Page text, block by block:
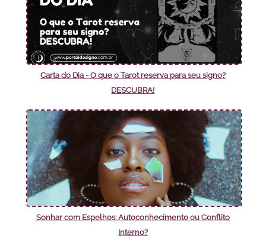
Carta do Dia - O que o Tarot reserva para seu signo?
DESCUBRA!
Sonhar com Espelhos: Autoconhecimento ou Conflito
Interno?